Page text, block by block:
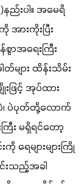
ည်းပါ။ အမေရိ
အားကိုးပြီး
ာအရေးကြီး
များ ထိန်းသိမ်း
ဖြင့် အုပ်ထား
ေပဲ၊ ပဲပုတ်တို့လောက်
ြီး မရှိရင်တော့
ေများများကြို
းသည့်အခါ